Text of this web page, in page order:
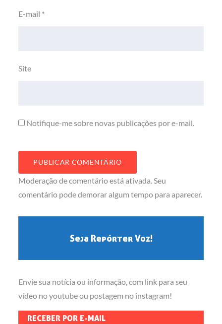
E-mail *
Site
Notifique-me sobre novas publicações por e-mail.
Moderação de comentário está ativada. Seu
comentário pode demorar algum tempo para aparecer.
Seja Repórter Voz!
Envie sua notícia ou informação, com link para seu
vídeo no youtube ou postagem no instagram!
RECEBER POR E-MAIL